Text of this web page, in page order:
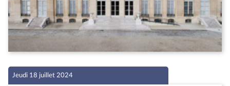
Jeudi 18 juillet 2024